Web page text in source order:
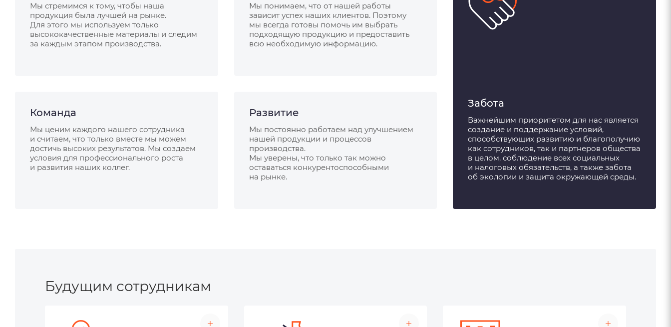
Мы стремимся к тому, чтобы наша
продукция была лучшей на рынке.
Для этого мы используем только
высококачественные материалы и следим
за каждым этапом производства.
Мы понимаем, что от нашей работы
зависит успех наших клиентов. Поэтому
мы всегда готовы помочь им выбрать
подходящую продукцию и предоставить
всю необходимую информацию.
Команда
Мы ценим каждого нашего сотрудника
и считаем, что только вместе мы можем
достичь высоких результатов. Мы создаем
условия для профессионального роста
и развития наших коллег.
Развитие
Мы постоянно работаем над улучшением
нашей продукции и процессов
производства.
Мы уверены, что только так можно
оставаться конкурентоспособными
на рынке.
Забота
Важнейшим приоритетом для нас является
создание и поддержание условий,
способствующих развитию и благополучию
как сотрудников, так и партнеров общества
в целом, соблюдение всех социальных
и налоговых обязательств, а также забота
об экологии и защита окружающей среды.
Будущим сотрудникам